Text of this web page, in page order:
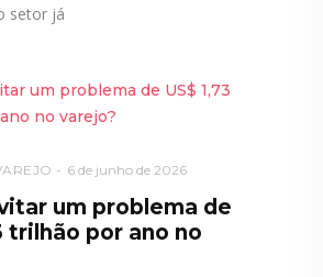
setor já
6 de junho de 2026
um problema de
trilhão por ano no